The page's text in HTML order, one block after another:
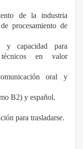
de la industria
procesamiento de
y capacidad para
técnicos en valor
oral y
B2) y español.
para trasladarse.